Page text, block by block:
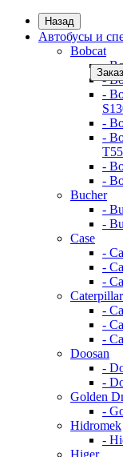
Назад
Автобусы и
Bobcat
-
-
-
-
-
-
-
Bucher
-
-
Case
-
-
-
Caterpillar
-
-
-
Doosan
-
-
Golden
-
Hidromek
-
Higer